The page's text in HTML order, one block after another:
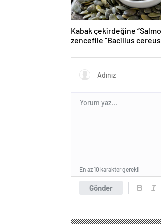
Kabak çekirdeğine
zencefile “Bacillus
Gönder
En az 10 karakter gerekli